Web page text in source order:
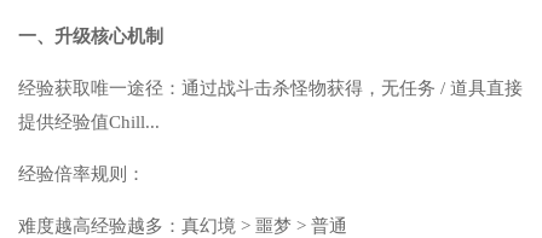
一、升级核心机制
经验获取唯一途径：通过战斗击杀怪物获得，无任务 / 道具直接
提供经验值Chill...
经验倍率规则：
难度越高经验越多：真幻境 > 噩梦 > 普通